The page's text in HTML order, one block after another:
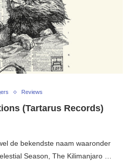
Reviews
(Tartarus Records)
de bekendste naam waaronder
Season, The Kilimanjaro …